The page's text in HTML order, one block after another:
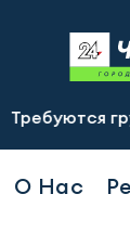
грузчики-
О Нас